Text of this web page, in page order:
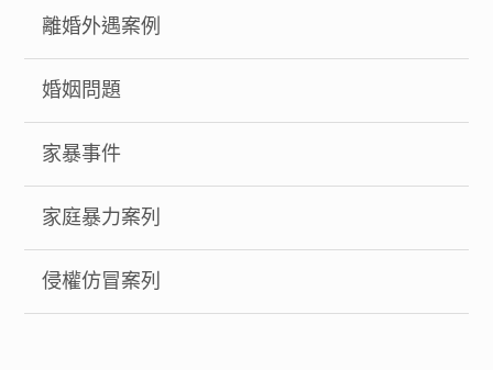
離婚外遇案例
婚姻問題
家暴事件
家庭暴力案列
侵權仿冒案列